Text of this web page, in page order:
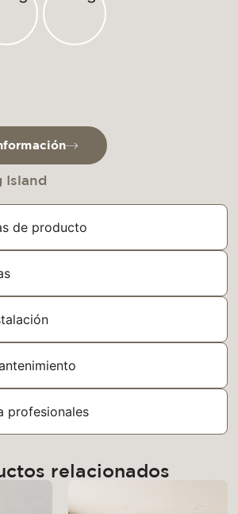
Island
de producto
profesionales
relacionados